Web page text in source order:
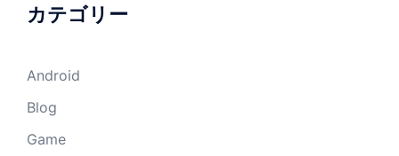
カテゴリー
Android
Blog
Game